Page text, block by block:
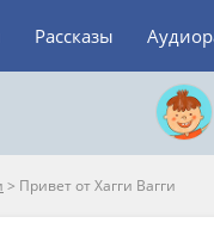
Рассказы
> Привет от Хагги Вагги